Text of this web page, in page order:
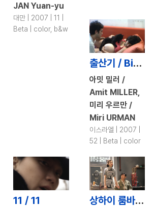
JAN Yuan-yu
대만 | 2007 | 11 |
Beta | color, b&w
출산기 / Birth Dialogue
아밋 밀러 /
Amit MILLER,
미리 우르만 /
Miri URMAN
이스라엘 | 2007 |
52 | Beta | color
11 / 11 상하이 룸바 / Shanghai Rumba